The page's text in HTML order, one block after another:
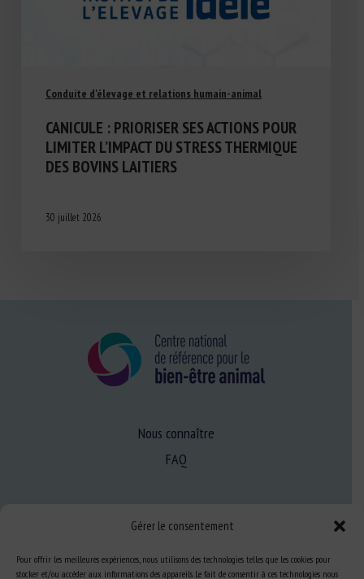
Gérer le consentement
Pour offrir les meilleures expériences, nous utilisons des technologies telles que les cookies pour
stocker et/ou accéder aux informations des appareils. Le fait de consentir à ces technologies nous
Conduite d'élevage et relations humain-animal
CANICULE : PRIORISER SES ACTIONS POUR
LIMITER L’IMPACT DU STRESS THERMIQUE
DES BOVINS LAITIERS
30 juillet 2026
Nous connaître
FAQ
Se former au BEA